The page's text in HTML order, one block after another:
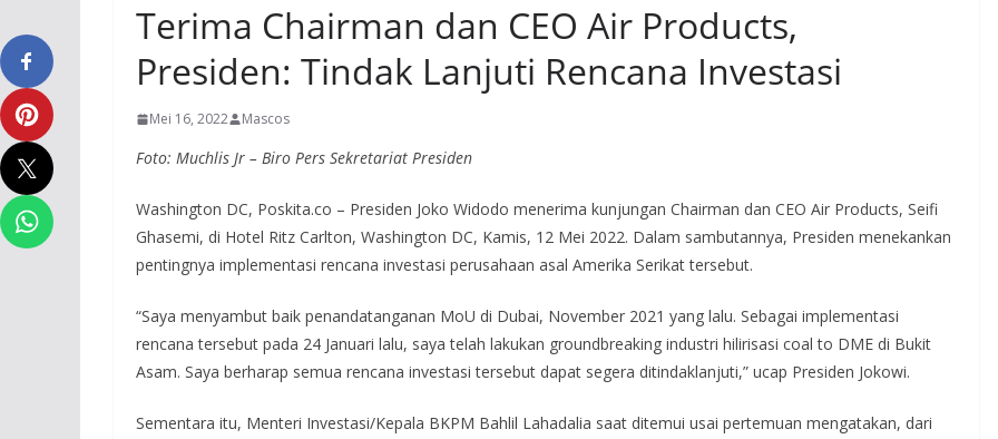
Terima Chairman dan CEO Air Products,
Presiden: Tindak Lanjuti Rencana Investasi
Mei 16, 2022 Mascos
Foto: Muchlis Jr – Biro Pers Sekretariat Presiden
Washington DC, Poskita.co – Presiden Joko Widodo menerima kunjungan Chairman dan CEO Air Products, Seifi
Ghasemi, di Hotel Ritz Carlton, Washington DC, Kamis, 12 Mei 2022. Dalam sambutannya, Presiden menekankan
pentingnya implementasi rencana investasi perusahaan asal Amerika Serikat tersebut.
“Saya menyambut baik penandatanganan MoU di Dubai, November 2021 yang lalu. Sebagai implementasi
rencana tersebut pada 24 Januari lalu, saya telah lakukan groundbreaking industri hilirisasi coal to DME di Bukit
Asam. Saya berharap semua rencana investasi tersebut dapat segera ditindaklanjuti,” ucap Presiden Jokowi.
Sementara itu, Menteri Investasi/Kepala BKPM Bahlil Lahadalia saat ditemui usai pertemuan mengatakan, dari